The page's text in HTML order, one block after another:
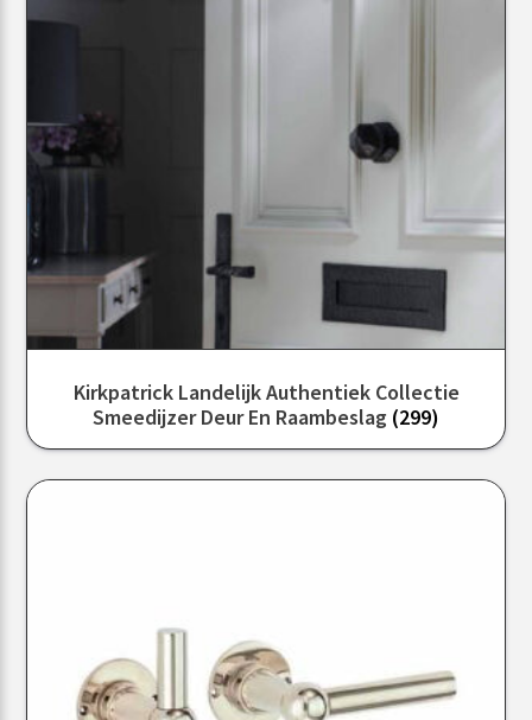
Kirkpatrick Landelijk Authentiek Collectie
Smeedijzer Deur En Raambeslag (299)